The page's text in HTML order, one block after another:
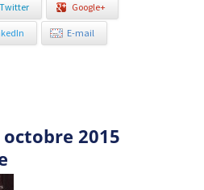
Twitter Google+
E-mail
2015